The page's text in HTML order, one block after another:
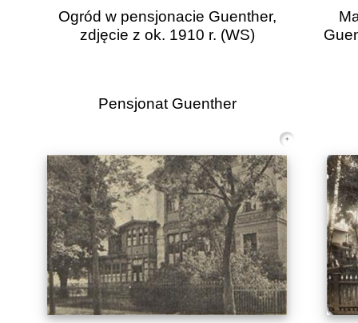
Ogród w pensjonacie Guenther,
zdjęcie z ok. 1910 r. (WS)
Pensjonat Guenther